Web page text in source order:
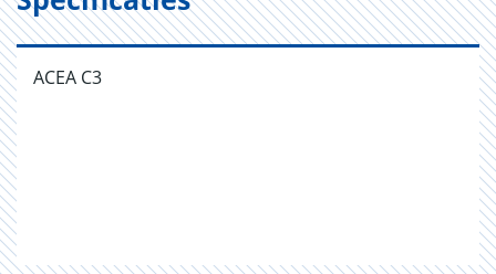
ACEA C3